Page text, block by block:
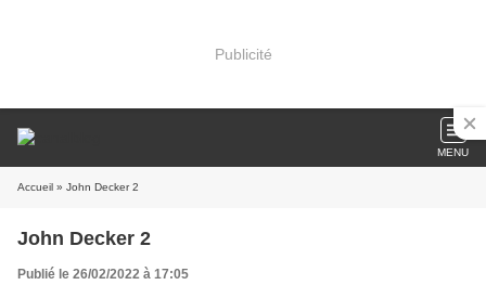
Publicité
MENU
Accueil » John Decker 2
John Decker 2
Publié le 26/02/2022 à 17:05